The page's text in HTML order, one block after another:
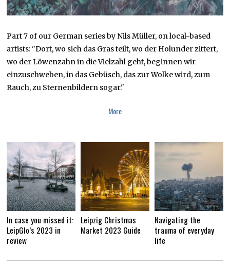
Part 7 of our German series by Nils Müller, on local-based
artists: "Dort, wo sich das Gras teilt, wo der Holunder zittert,
wo der Löwenzahn in die Vielzahl geht, beginnen wir
einzuschweben, in das Gebüsch, das zur Wolke wird, zum
Rauch, zu Sternenbildern sogar."
More
In case you missed it:
LeipGlo’s 2023 in
review
Leipzig Christmas
Market 2023 Guide
Navigating the
trauma of everyday
life